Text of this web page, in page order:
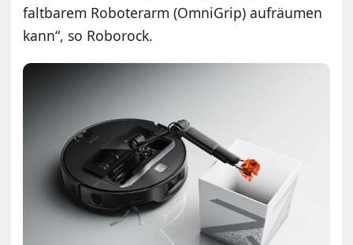
faltbarem Roboterarm (OmniGrip) aufräumen
kann“, so Roborock.